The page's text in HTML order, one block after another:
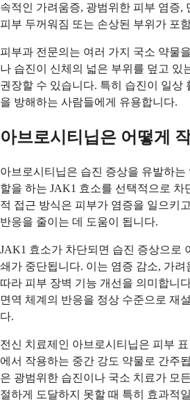
속적인 가려움증, 광범위한 피부 염증,
피부 두꺼워짐 또는 손상된 부위가 포
피부과 전문의는 여러 가지 국소 약물
나 습진이 신체의 넓은 부위를 덮고 있
권장할 수 있습니다. 특히 습진이 일상
을 방해하는 사람들에게 유용합니다.
아브로시티닙은 어떻게
아브로시티닙은 습진 증상을 유발하는
할을 하는 JAK1 효소를 선택적으로 차
적 접근 방식은 피부가 염증을 일으키
반응을 줄이는 데 도움이 됩니다.
JAK1 효소가 차단되면 습진 증상으로
쇄가 중단됩니다. 이는 염증 감소, 가려
따라 피부 장벽 기능 개선을 의미합니
면역 체계의 반응을 정상 수준으로 재
다.
전신 치료제인 아브로시티닙은 피부
에서 작용하는 중간 강도 약물로 간주
은 광범위한 습진이나 국소 치료가 모
절하게 도달하지 못할 때 특히 효과적